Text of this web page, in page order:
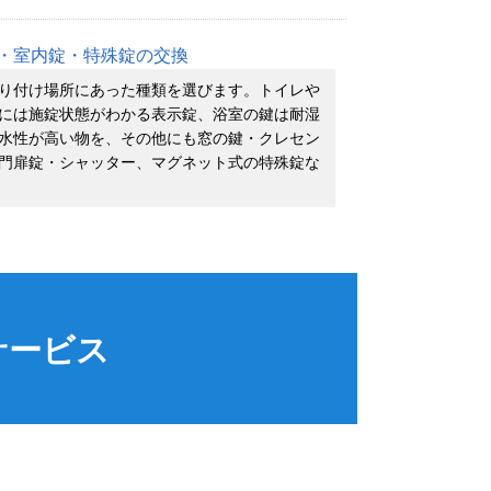
室内錠・特殊錠の交換
付け場所にあった種類を選びます。トイレや
は施錠状態がわかる表示錠、浴室の鍵は耐湿
性が高い物を、その他にも窓の鍵・クレセン
扉錠・シャッター、マグネット式の特殊錠な
ービス